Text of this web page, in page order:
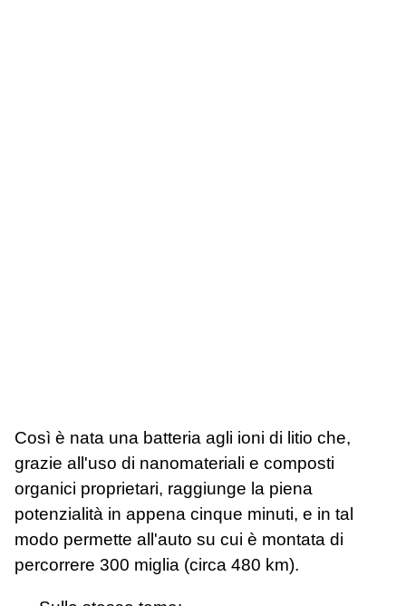
Così è nata una batteria agli ioni di litio che,
grazie all'uso di nanomateriali e composti
organici proprietari, raggiunge la piena
potenzialità in appena cinque minuti, e in tal
modo permette all'auto su cui è montata di
percorrere 300 miglia (circa 480 km).